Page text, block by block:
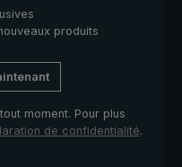
produits
moment. Pour plus
de confidentialité.